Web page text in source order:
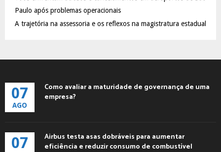
Paulo após problemas operacionais
A trajetória na assessoria e os reflexos na magistratura estadual
07
AGO
Como avaliar a maturidade de governança de uma
empresa?
07
Airbus testa asas dobráveis para aumentar
eficiência e reduzir consumo de combustível